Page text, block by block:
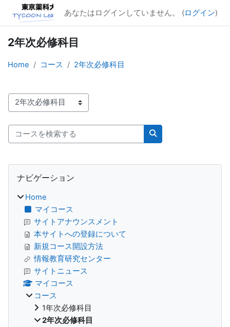
メインコンテンツへスキップする
あなたはログインしていません。 (ログイン)
2年次必修科目
Home コース 2年次必修科目
コースカテゴリ
コースを検索する
コースを検索する
ブロック
ナビゲーション
Home
マイコース
サイトアナウンスメント
本サイトへの登録について
新規コース開設方法
情報教育研究センター
サイトニュース
マイコース
コース
1年次必修科目
2年次必修科目